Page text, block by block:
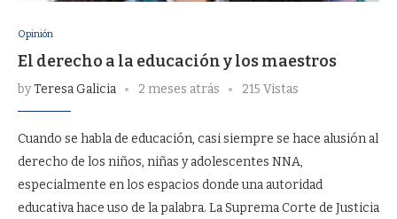
Opinión
El derecho a la educación y los maestros
byTeresa Galicia 2 meses atrás 215 Vistas
Cuando se habla de educación, casi siempre se hace alusión al
derecho de los niños, niñas y adolescentes NNA,
especialmente en los espacios donde una autoridad
educativa hace uso de la palabra. La Suprema Corte de Justicia